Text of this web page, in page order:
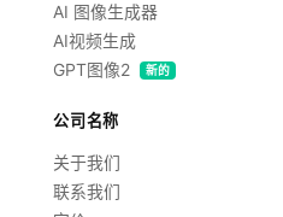
AI 图像生成器
AI视频生成
GPT图像2
新的
公司名称
关于我们
联系我们